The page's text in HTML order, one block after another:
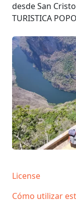
desde San
TURISTICA
License
Cómo utilizar